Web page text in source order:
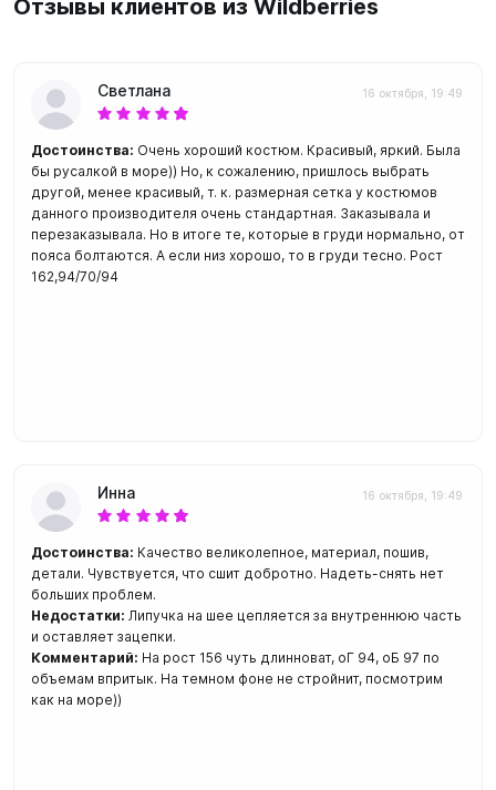
Отзывы клиентов из Wildberries
Светлана 16 октября, 19:49
Достоинства: Очень хороший костюм. Красивый, яркий. Была
бы русалкой в море)) Но, к сожалению, пришлось выбрать
другой, менее красивый, т. к. размерная сетка у костюмов
данного производителя очень стандартная. Заказывала и
перезаказывала. Но в итоге те, которые в груди нормально, от
пояса болтаются. А если низ хорошо, то в груди тесно. Рост
162,94/70/94
Инна 16 октября, 19:49
Достоинства: Качество великолепное, материал, пошив,
детали. Чувствуется, что сшит добротно. Надеть-снять нет
больших проблем.
Недостатки: Липучка на шее цепляется за внутреннюю часть
и оставляет зацепки.
Комментарий: На рост 156 чуть длинноват, оГ 94, оБ 97 по
объемам впритык. На темном фоне не стройнит, посмотрим
как на море))